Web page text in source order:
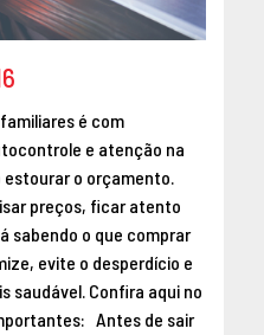
2016
2016
2016
2015
2015
2015
2015
2015
é com
e atenção na
estourar o orçamento.
preços, ficar atento
sabendo o que comprar
evite o desperdício e
saudável. Confira aqui no
Antes de sair